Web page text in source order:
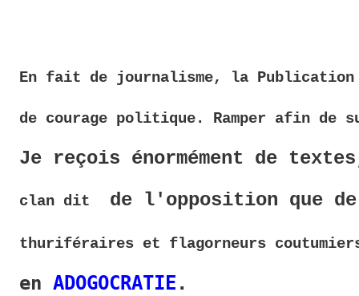
En fait de journalisme, la Publication
de courage politique. Ramper afin de
Je reçois énormément de
clan dit de l'opposition que
thuriféraires et flagorneurs
en ADOGOCRATIE .